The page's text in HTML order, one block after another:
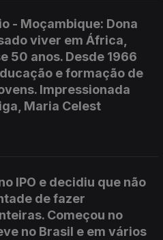
- Moçambique: Dona
viver em África,
50 anos. Desde 1966
e formação de
Impressionada
Maria Celest
IPO e decidiu que não
de fazer
Começou no
no Brasil e em vários